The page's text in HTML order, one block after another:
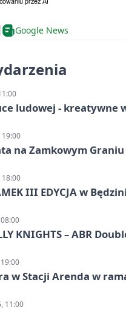
Google News
ludowej - kreatywne
na Zamkowym
III EDYCJA w
KNIGHTS – ABR
w Stacji Arenda w
11:00